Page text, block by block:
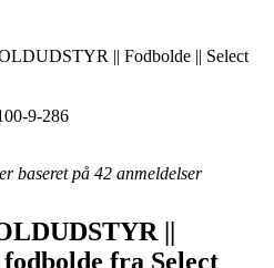
|| Fodbolde || Select
9-286
baseret på 42 anmeldelser
||
fra Select